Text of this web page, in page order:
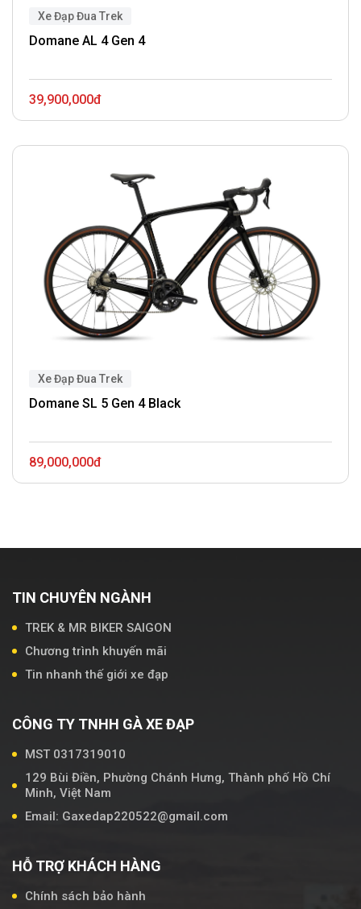
Xe Đạp Đua Trek
Domane AL 4 Gen 4
39,900,000đ
Xe Đạp Đua Trek
Domane SL 5 Gen 4 Black
89,000,000đ
TIN CHUYÊN NGÀNH
TREK & MR BIKER SAIGON
Chương trình khuyến mãi
Tin nhanh thế giới xe đạp
CÔNG TY TNHH GÀ XE ĐẠP
MST 0317319010
129 Bùi Điền, Phường Chánh Hưng, Thành phố Hồ Chí
Minh, Việt Nam
Email: Gaxedap220522@gmail.com
HỖ TRỢ KHÁCH HÀNG
Chính sách bảo hành